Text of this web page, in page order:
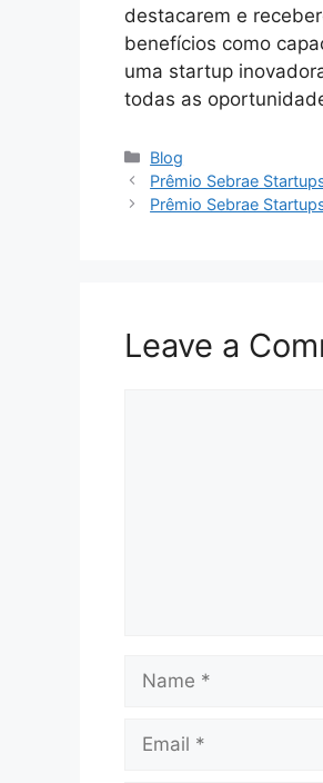
destacarem e
benefícios como
uma startup
todas as
Categories
Blog
Prêmio Sebrae
Prêmio Sebrae
Leave a